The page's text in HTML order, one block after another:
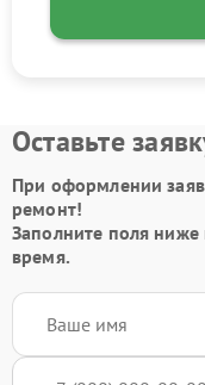
Оставьте
При оформлении
ремонт!
Заполните поля
время.